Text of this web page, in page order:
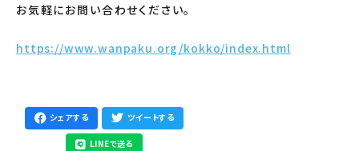
お気軽にお問い合わせください。
https://www.wanpaku.org/kokko/index.html
シェアする ツイートする
LINEで送る